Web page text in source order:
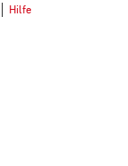
Hilfe